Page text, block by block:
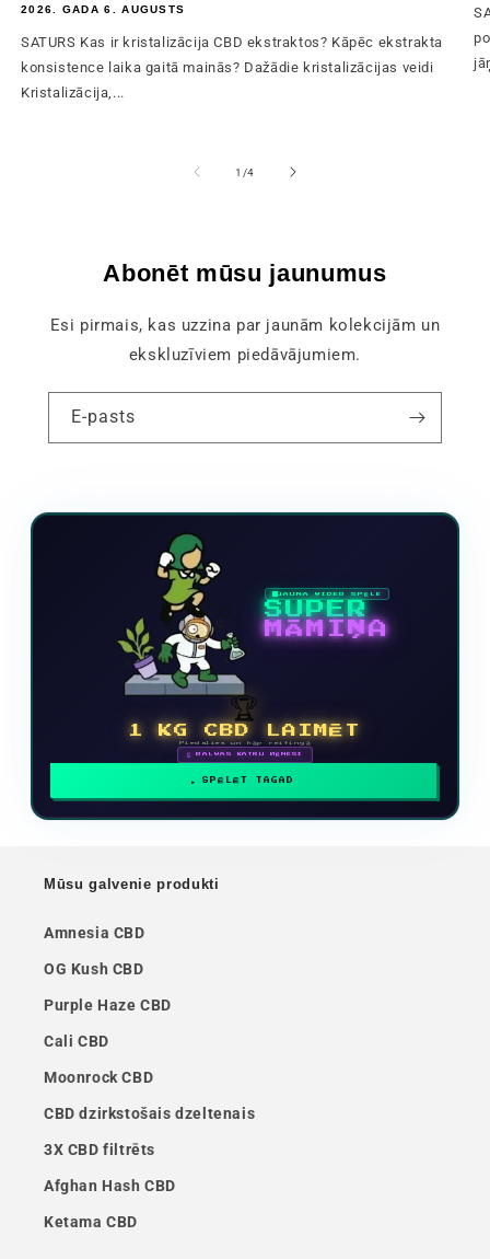
2026. GADA 6. AUGUSTS
SATURS Kas ir kristalizācija CBD ekstraktos? Kāpēc ekstrakta
konsistence laika gaitā mainās? Dažādie kristalizācijas veidi
Kristalizācija,...
1 /no
4
Abonēt mūsu jaunumus
Esi pirmais, kas uzzina par jaunām kolekcijām un
ekskluzīviem piedāvājumiem.
E-pasts
JAUNA VIDEO SPĒLE
SUPER
MĀMIŅA
🏆
1 KG CBD LAIMĒT
Piedalies un kāp reitingā
🗓 BALVAS KATRU MĒNESI
SPĒLĒT TAGAD
Mūsu galvenie produkti
Amnesia CBD
OG Kush CBD
Purple Haze CBD
Cali CBD
Moonrock CBD
CBD dzirkstošais dzeltenais
3X CBD filtrēts
Afghan Hash CBD
Ketama CBD